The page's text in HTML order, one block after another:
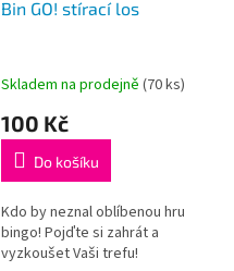
Bin GO! stírací los
Skladem na prodejně (70 ks)
100 Kč
Do košíku
Kdo by neznal oblíbenou hru
bingo! Pojďte si zahrát a
vyzkoušet Vaši trefu!